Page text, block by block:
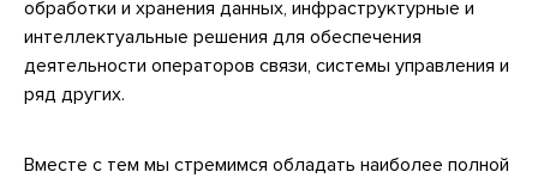
обработки и хранения данных, инфраструктурные и
интеллектуальные решения для обеспечения
деятельности операторов связи, системы управления и
ряд других.
Вместе с тем мы стремимся обладать наиболее полной